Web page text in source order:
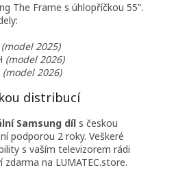
The Frame s úhlopříčkou 55".
(model 2025)
(model 2026)
(model 2026)
distribucí
Samsung díl s českou
podporou 2 roky. Veškeré
s vaším televizorem rádi
na LUMATEC.store.